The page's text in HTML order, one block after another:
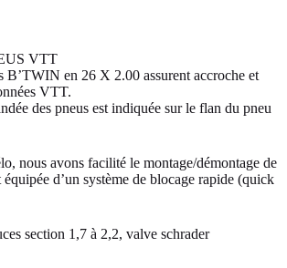
VTT
B’TWIN en 26 X 2.00 assurent accroche et
VTT.
des pneus est indiquée sur le flan du pneu
nous avons facilité le montage/démontage de
d’un système de blocage rapide (quick
section 1,7 à 2,2, valve schrader